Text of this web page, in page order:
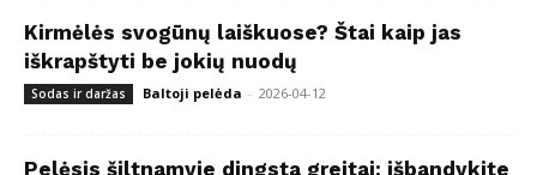
Kirmėlės svogūnų laiškuose? Štai kaip jas
iškrapštyti be jokių nuodų
Sodas ir daržas Baltoji pelėda - 2026-04-12
Pelėsis šiltnamyje dingsta greitai: išbandykite